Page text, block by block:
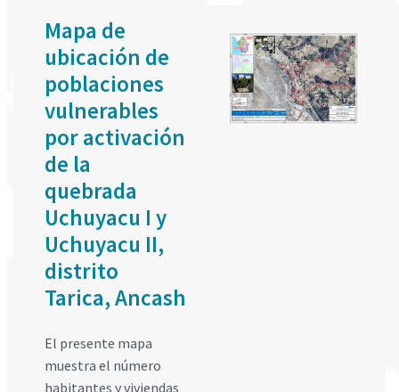
Mapa de
ubicación de
poblaciones
vulnerables
por activación
de la
quebrada
Uchuyacu I y
Uchuyacu II,
distrito
Tarica, Ancash
El presente mapa
muestra el número
habitantes y viviendas